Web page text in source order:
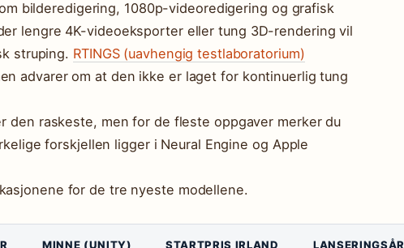
bilderedigering, 1080p-videoredigering og grafisk
lengre 4K-videoeksporter eller tung 3D-rendering vil
struping. RTINGS (uavhengig testlaboratorium)
advarer om at den ikke er laget for kontinuerlig tung
den raskeste, men for de fleste oppgaver merker du
forskjellen ligger i Neural Engine og Apple
for de tre nyeste modellene.
MINNE (UNITY) STARTPRIS IRLAND LANSERINGSÅR